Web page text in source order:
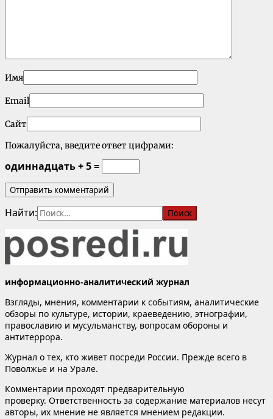
Имя
Email
Сайт
Пожалуйста, введите ответ цифрами:
одиннадцать + 5 =
Найти:
информационно-аналитический журнал
Взгляды, мнения, комментарии к событиям, аналитические
обзоры по культуре, истории, краеведению, этнографии,
православию и мусульманству, вопросам обороны и
антитеррора.
Журнал о тех, кто живет посреди России. Прежде всего в
Поволжье и на Урале.
Комментарии проходят предварительную
проверку. Ответственность за содержание материалов несут
авторы, их мнение не является мнением редакции.